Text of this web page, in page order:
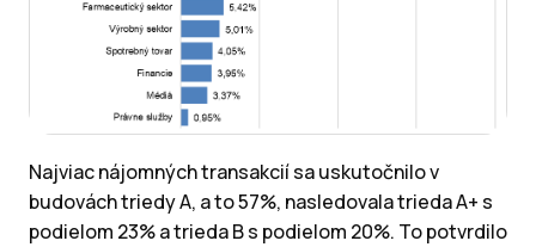
Najviac nájomných transakcií sa uskutočnilo v
budovách triedy A, a to 57%, nasledovala trieda A+ s
podielom 23% a trieda B s podielom 20%. To potvrdilo